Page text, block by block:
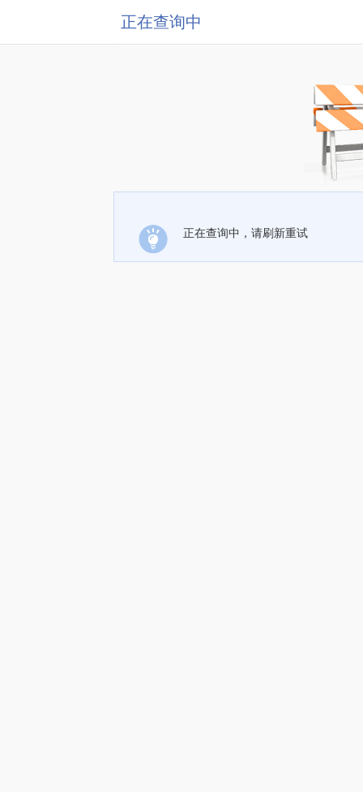
正在查询中
正在查询中，请刷新重试